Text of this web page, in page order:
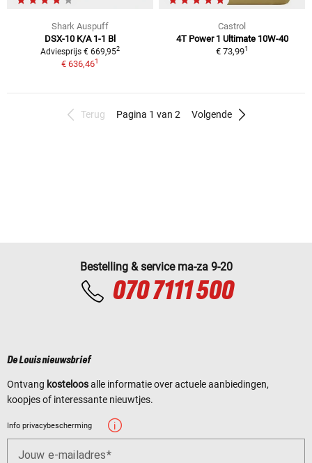
Shark Auspuff
DSX-10 K/A 1-1 Bl
Adviesprijs € 669,952
€ 636,461
Castrol
4T Power 1 Ultimate 10W-40
€ 73,991
Terug Pagina 1 van 2 Volgende
Bestelling & service ma-za 9-20
070 7111 500
De Louis nieuwsbrief
Ontvang kosteloosalle informatie over actuele aanbiedingen,
koopjes of interessante nieuwtjes.
Info privacybescherming
Jouw e-mailadres